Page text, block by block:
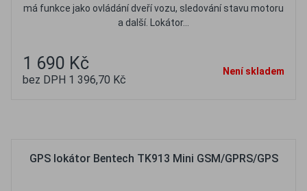
má funkce jako ovládání dveří vozu, sledování stavu motoru
a další. Lokátor...
1 690 Kč
bez DPH 1 396,70 Kč
Není skladem
GPS lokátor Bentech TK913 Mini GSM/GPRS/GPS